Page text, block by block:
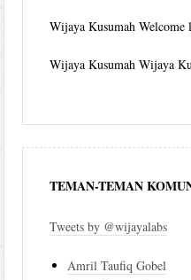
Wijaya Kusumah Welcome
Wijaya Kusumah Wijaya
TEMAN-TEMAN
Tweets by @wijayalabs
Amril Taufiq Gobel